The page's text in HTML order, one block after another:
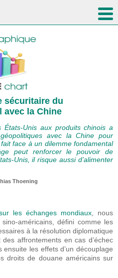
sécuritaire du
avec la Chine
États-Unis aux produits chinois a
avec la Chine pour
face à un dilemme fondamental
peut renforcer le pouvoir de
Unis, il risque aussi d’alimenter
Thoening
les échanges mondiaux, nous
américains, défini comme les
à la résolution diplomatique
affrontements en cas d’échec
les effets d’un découplage
droits de douane américains sur